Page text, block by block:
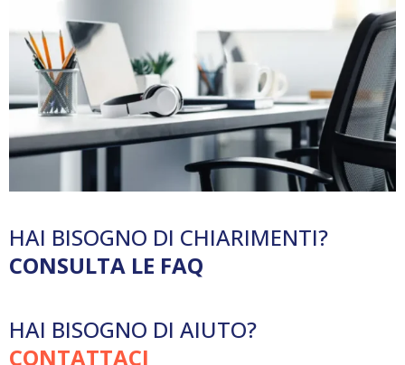
HAI BISOGNO DI CHIARIMENTI?
CONSULTA LE FAQ
HAI BISOGNO DI AIUTO?
CONTATTACI